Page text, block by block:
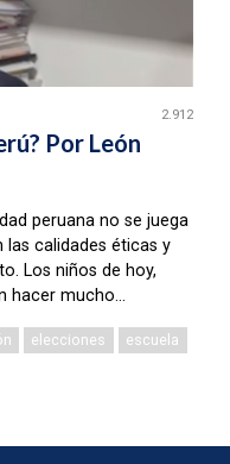
2.912
Por León
peruana no se juega
las calidades éticas y
Los niños de hoy,
hacer mucho...
elecciones
escuela